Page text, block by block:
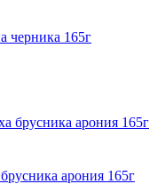
черника 165г
арония 165г